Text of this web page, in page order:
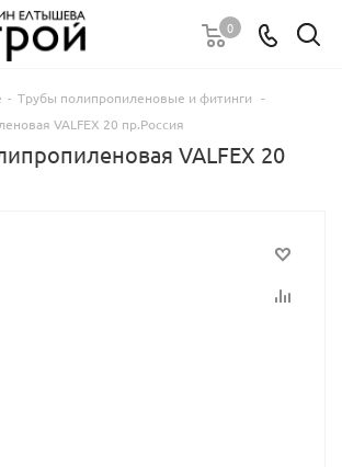
0
- Трубы полипропиленовые и фитинги -
VALFEX 20 пр.Россия
VALFEX 20